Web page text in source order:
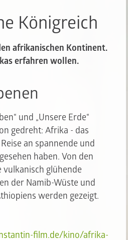
Königreich
afrikanischen Kontinent.
erfahren wollen.
und „Unsere Erde“
gedreht: Afrika - das
an spannende und
haben. Von den
vulkanisch glühende
der Namib-Wüste und
werden gezeigt.
film.de/kino/afrika-